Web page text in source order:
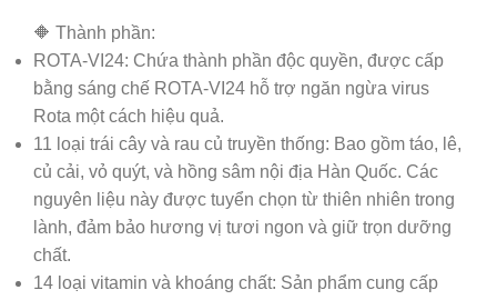
🔶 Thành phần:
ROTA-VI24: Chứa thành phần độc quyền, được cấp
bằng sáng chế ROTA-VI24 hỗ trợ ngăn ngừa virus
Rota một cách hiệu quả.
11 loại trái cây và rau củ truyền thống: Bao gồm táo, lê,
củ cải, vỏ quýt, và hồng sâm nội địa Hàn Quốc. Các
nguyên liệu này được tuyển chọn từ thiên nhiên trong
lành, đảm bảo hương vị tươi ngon và giữ trọn dưỡng
chất.
14 loại vitamin và khoáng chất: Sản phẩm cung cấp